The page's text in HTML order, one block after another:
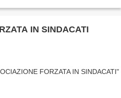
IN SINDACATI